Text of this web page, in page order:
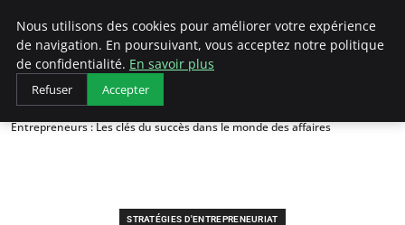
LECFCM
Accueil
Stratégies d'entrepreneuriat
Entrepreneurs : Les clés du succès dans le monde des affaires
STRATÉGIES D'ENTREPRENEURIAT
Nous utilisons des cookies pour améliorer votre expérience
de navigation. En poursuivant, vous acceptez notre politique
de confidentialité. En savoir plus
Refuser Accepter